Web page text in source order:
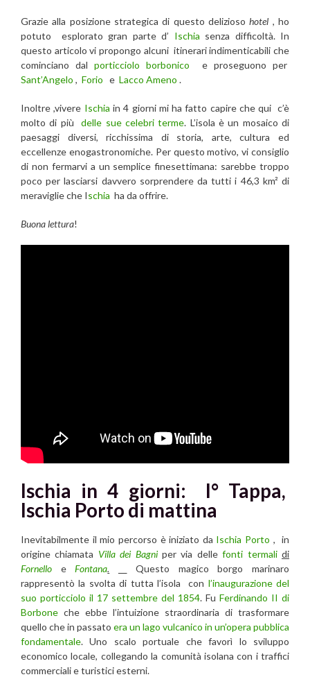
Grazie alla posizione strategica di questo deliziosohotel , ho
potuto esplorato gran parte d’ Ischia senza difficoltà. In
questo articolo vi propongo alcuni itinerari indimenticabili che
cominciano dal porticciolo borbonico e proseguono per
Sant’Angelo , Forio e Lacco Ameno .
Inoltre ,vivere Ischia in 4 giorni mi ha fatto capire che qui c’è
molto di più
delle sue celebri terme. L’isola è un mosaico di
paesaggi diversi, ricchissima di storia, arte, cultura ed
eccellenze enogastronomiche. Per questo motivo, vi consiglio
di non fermarvi a un semplice finesettimana: sarebbe troppo
poco per lasciarsi davvero sorprendere da tutti i 46,3 km² di
meraviglie che Ischia ha da offrire.
Buona lettura!
Ischia in 4 giorni: I° Tappa,
Ischia Porto di mattina
Inevitabilmente il mio percorso è iniziato da Ischia Porto , in
origine chiamata Villa dei Bagniper via dellefonti termalidi
Fornello eFontana.
Questo magico borgo marinaro
rappresentò la svolta di tutta l’isola con l’inaugurazione del
suo porticciolo il 17 settembre del 1854. Fu Ferdinando II di
Borbone che ebbe l’intuizione straordinaria di trasformare
quello che in passato era un lago vulcanico in un’opera pubblica
fondamentale. Uno scalo portuale che favorì lo sviluppo
economico locale, collegando la comunità isolana con i traffici
commerciali e turistici esterni.